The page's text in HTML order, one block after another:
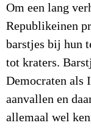
Om een lang
Republikeinen
barstjes bij hun
tot kraters.
Democraten als
aanvallen en
allemaal wel